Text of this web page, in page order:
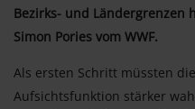
Bezirks- und Ländergrenzen
Simon Pories vom WWF.
Als ersten Schritt müssten
Aufsichtsfunktion stärker